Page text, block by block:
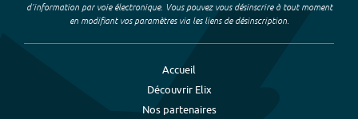
d’information par voie électronique. Vous pouvez vous désinscrire à tout moment
en modifiant vos paramètres via les liens de désinscription.
Accueil
Découvrir Elix
Nos partenaires